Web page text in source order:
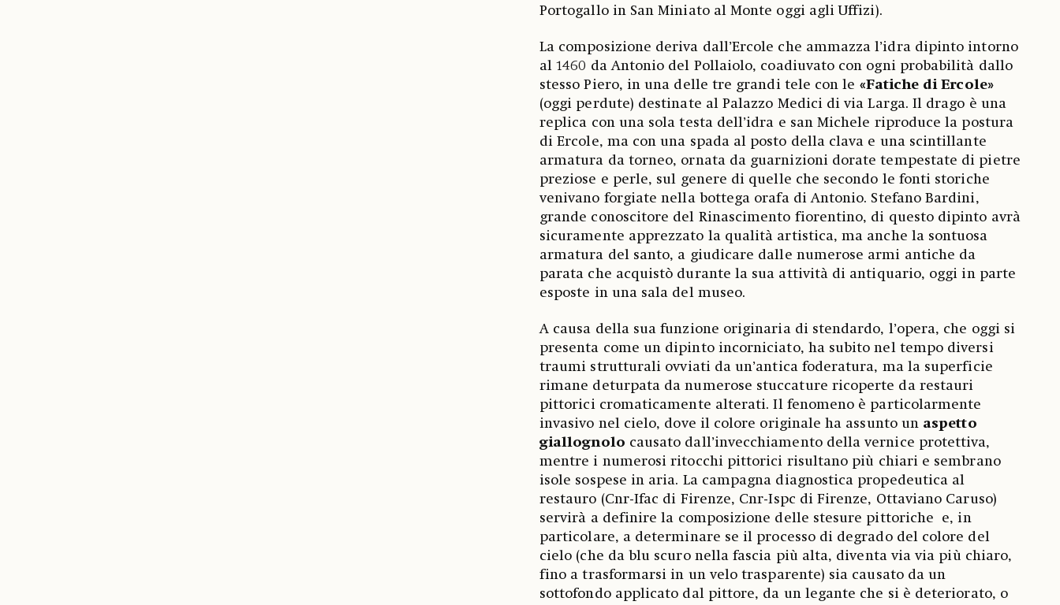
Portogallo in San Miniato al Monte oggi agli Uffizi).
La composizione deriva dall’Ercole che ammazza l’idra dipinto intorno
al 1460 da Antonio del Pollaiolo, coadiuvato con ogni probabilità dallo
stesso Piero, in una delle tre grandi tele con le «Fatiche di Ercole»
(oggi perdute) destinate al Palazzo Medici di via Larga. Il drago è una
replica con una sola testa dell’idra e san Michele riproduce la postura
di Ercole, ma con una spada al posto della clava e una scintillante
armatura da torneo, ornata da guarnizioni dorate tempestate di pietre
preziose e perle, sul genere di quelle che secondo le fonti storiche
venivano forgiate nella bottega orafa di Antonio. Stefano Bardini,
grande conoscitore del Rinascimento fiorentino, di questo dipinto avrà
sicuramente apprezzato la qualità artistica, ma anche la sontuosa
armatura del santo, a giudicare dalle numerose armi antiche da
parata che acquistò durante la sua attività di antiquario, oggi in parte
esposte in una sala del museo.
A causa della sua funzione originaria di stendardo, l’opera, che oggi si
presenta come un dipinto incorniciato, ha subito nel tempo diversi
traumi strutturali ovviati da un’antica foderatura, ma la superficie
rimane deturpata da numerose stuccature ricoperte da restauri
pittorici cromaticamente alterati. Il fenomeno è particolarmente
invasivo nel cielo, dove il colore originale ha assunto un aspetto
giallognolo causato dall’invecchiamento della vernice protettiva,
mentre i numerosi ritocchi pittorici risultano più chiari e sembrano
isole sospese in aria. La campagna diagnostica propedeutica al
restauro (Cnr-Ifac di Firenze, Cnr-Ispc di Firenze, Ottaviano Caruso)
servirà a definire la composizione delle stesure pittoriche e, in
particolare, a determinare se il processo di degrado del colore del
cielo (che da blu scuro nella fascia più alta, diventa via via più chiaro,
fino a trasformarsi in un velo trasparente) sia causato da un
sottofondo applicato dal pittore, da un legante che si è deteriorato, o